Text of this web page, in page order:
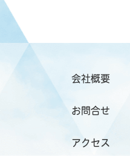
会社概要
お問合せ
アクセス